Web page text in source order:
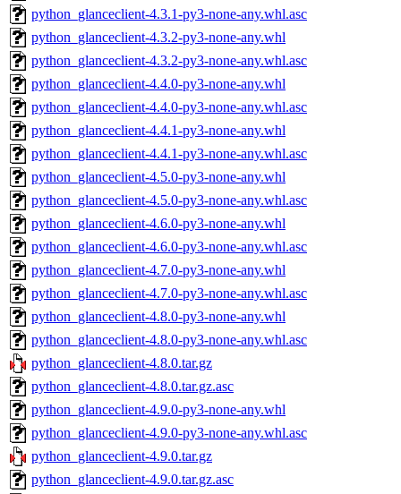
python_glanceclient-4.3.1-py3-none-any.whl.asc
python_glanceclient-4.3.2-py3-none-any.whl
python_glanceclient-4.3.2-py3-none-any.whl.asc
python_glanceclient-4.4.0-py3-none-any.whl
python_glanceclient-4.4.0-py3-none-any.whl.asc
python_glanceclient-4.4.1-py3-none-any.whl
python_glanceclient-4.4.1-py3-none-any.whl.asc
python_glanceclient-4.5.0-py3-none-any.whl
python_glanceclient-4.5.0-py3-none-any.whl.asc
python_glanceclient-4.6.0-py3-none-any.whl
python_glanceclient-4.6.0-py3-none-any.whl.asc
python_glanceclient-4.7.0-py3-none-any.whl
python_glanceclient-4.7.0-py3-none-any.whl.asc
python_glanceclient-4.8.0-py3-none-any.whl
python_glanceclient-4.8.0-py3-none-any.whl.asc
python_glanceclient-4.8.0.tar.gz
python_glanceclient-4.8.0.tar.gz.asc
python_glanceclient-4.9.0-py3-none-any.whl
python_glanceclient-4.9.0-py3-none-any.whl.asc
python_glanceclient-4.9.0.tar.gz
python_glanceclient-4.9.0.tar.gz.asc